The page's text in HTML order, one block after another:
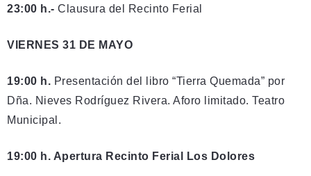
23:00 h.- Clausura del Recinto Ferial
VIERNES 31 DE MAYO
19:00 h. Presentación del libro “Tierra Quemada” por
Dña. Nieves Rodríguez Rivera. Aforo limitado. Teatro
Municipal.
19:00 h. Apertura Recinto Ferial Los Dolores